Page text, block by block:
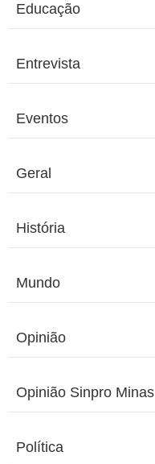
Educação
Entrevista
Eventos
Geral
História
Mundo
Opinião
Opinião Sinpro Minas
Política